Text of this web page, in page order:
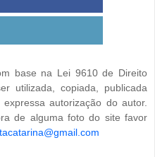
base na Lei 9610 de Direito
utilizada, copiada, publicada
autorização do autor.
de alguma foto do site favor